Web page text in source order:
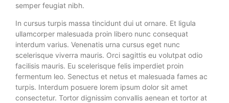
semper feugiat nibh.
In cursus turpis massa tincidunt dui ut ornare. Et ligula
ullamcorper malesuada proin libero nunc consequat
interdum varius. Venenatis urna cursus eget nunc
scelerisque viverra mauris. Orci sagittis eu volutpat odio
facilisis mauris. Eu scelerisque felis imperdiet proin
fermentum leo. Senectus et netus et malesuada fames ac
turpis. Interdum posuere lorem ipsum dolor sit amet
consectetur. Tortor dignissim convallis aenean et tortor at